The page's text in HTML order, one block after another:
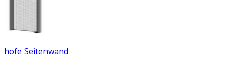
hofe Seitenwand